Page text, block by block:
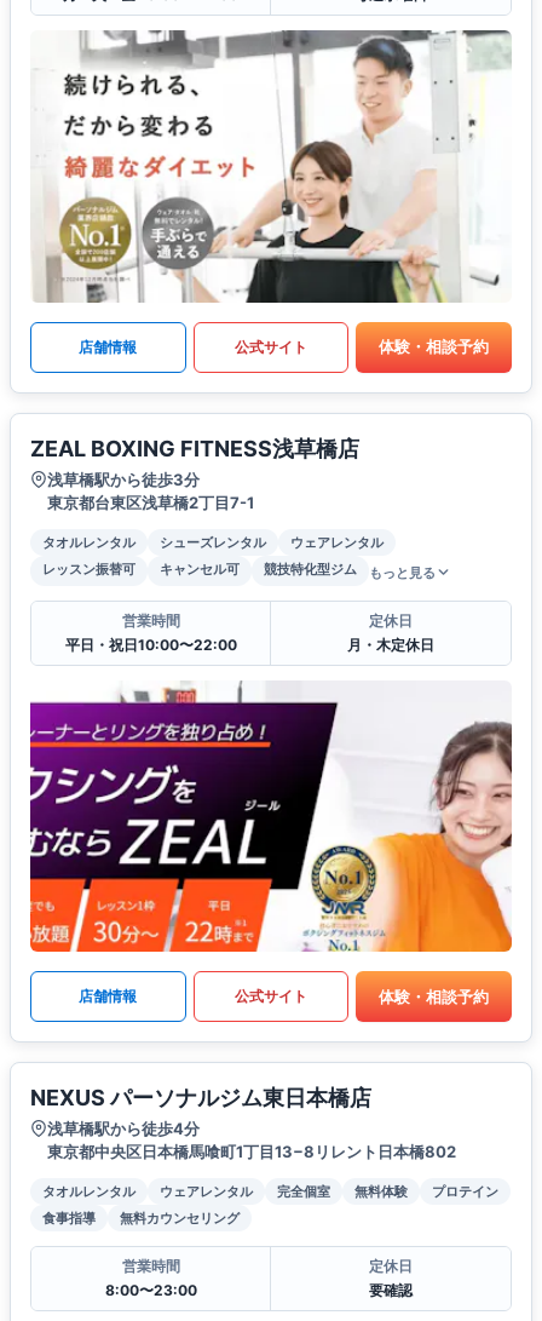
店舗情報 公式サイト 体験・相談予約
ZEAL BOXING FITNESS浅草橋店
浅草橋駅から徒歩3分
東京都台東区浅草橋2丁目7-1
タオルレンタル シューズレンタル
ウェアレンタル
レッスン振替可
キャンセル可 競技特化型ジム もっと見る
営業時間
平日・祝日10:00〜22:00
定休日
月・木定休日
店舗情報 公式サイト 体験・相談予約
NEXUS パーソナルジム東日本橋店
浅草橋駅から徒歩4分
東京都中央区日本橋馬喰町1丁目13−8リレント日本橋802
タオルレンタル ウェアレンタル 完全個室 無料体験
プロテイン
食事指導
無料カウンセリング
営業時間
8:00〜23:00
定休日
要確認